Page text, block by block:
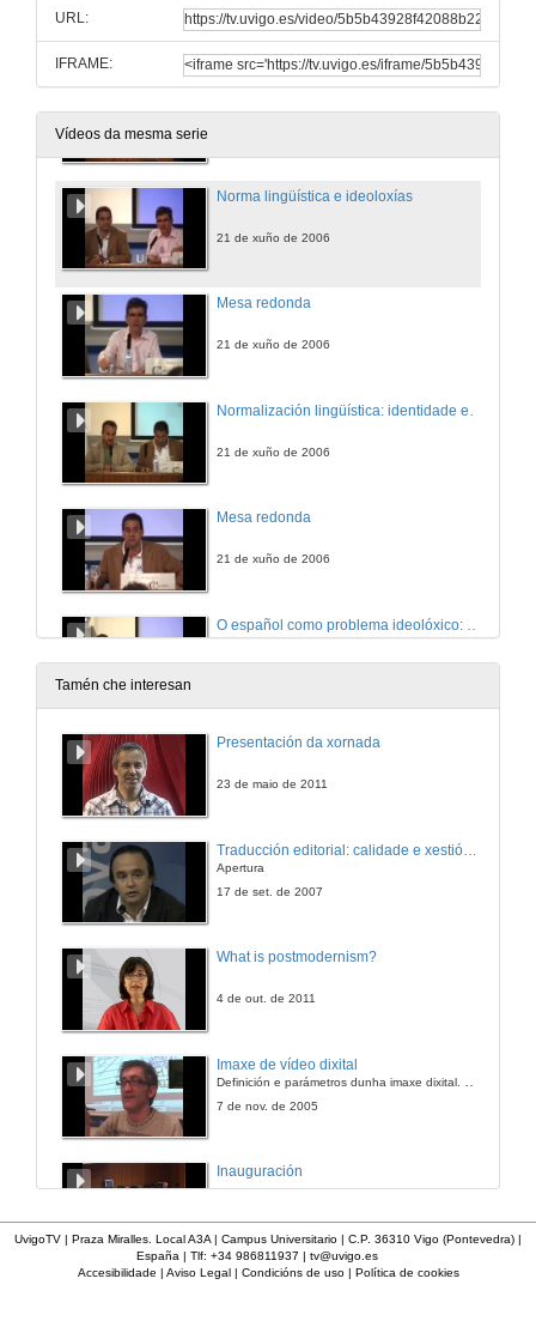
URL:
IFRAME:
Vídeos da mesma serie
Acto de apertura
Norma lingüística e ideoloxías
21 de xuño de 2006
Mesa redonda
21 de xuño de 2006
21 de xuño de 2006
Mesa redonda
21 de xuño de 2006
21 de xuño de 2006
Mesa redonda
Tamén che interesan
Presentación da xornada
23 de maio de 2011
Apertura
17 de set. de 2007
What is postmodernism?
4 de out. de 2011
Imaxe de vídeo dixital
Definición e parámetros dunha imaxe dixital. Resolución e Aspecto. Profundidade da cor. Compresión. Frame por segundo. Entrelazado. Campos, cadros
7 de nov. de 2005
Inauguración
UvigoTV | Praza Miralles. Local A3A | Campus Universitario | C.P. 36310 Vigo (Pontevedra) |
España | Tlf: +34 986811937 | tv@uvigo.es
Accesibilidade | Aviso Legal| Condicións de uso| Política de cookies